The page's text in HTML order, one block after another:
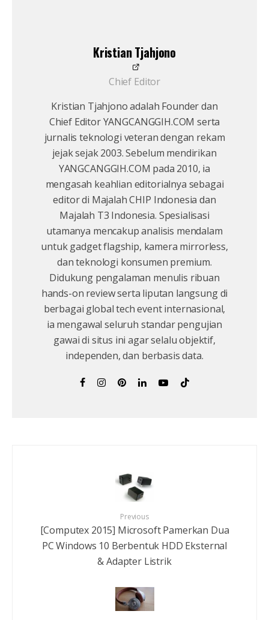
Kristian Tjahjono
Chief Editor
Kristian Tjahjono adalah Founder dan
Chief Editor YANGCANGGIH.COM serta
jurnalis teknologi veteran dengan rekam
jejak sejak 2003. Sebelum mendirikan
YANGCANGGIH.COM pada 2010, ia
mengasah keahlian editorialnya sebagai
editor di Majalah CHIP Indonesia dan
Majalah T3 Indonesia. Spesialisasi
utamanya mencakup analisis mendalam
untuk gadget flagship, kamera mirrorless,
dan teknologi konsumen premium.
Didukung pengalaman menulis ribuan
hands-on review serta liputan langsung di
berbagai global tech event internasional,
ia mengawal seluruh standar pengujian
gawai di situs ini agar selalu objektif,
independen, dan berbasis data.
Previous
[Computex 2015] Microsoft Pamerkan Dua
PC Windows 10 Berbentuk HDD Eksternal
& Adapter Listrik